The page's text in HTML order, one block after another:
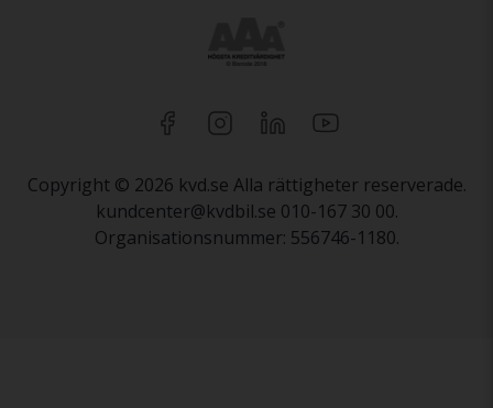
Copyright © 2026 kvd.se Alla rättigheter reserverade.
kundcenter@kvdbil.se 010-167 30 00.
Organisationsnummer: 556746-1180.